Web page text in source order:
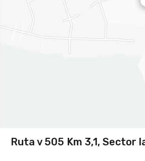
Ruta v 505 Km 3,1, Sector